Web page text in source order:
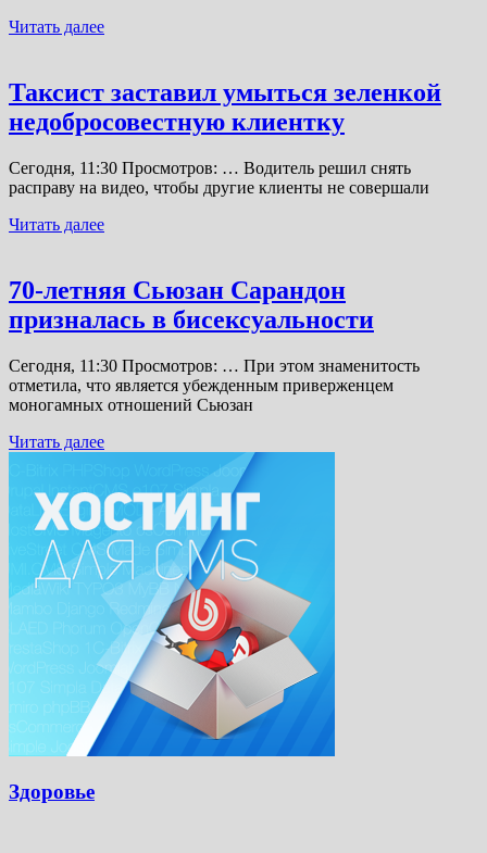
Читать далее
Таксист заставил умыться зеленкой
недобросовестную клиентку
Сегодня, 11:30 Просмотров: … Водитель решил снять
расправу на видео, чтобы другие клиенты не совершали
Читать далее
70-летняя Сьюзан Сарандон
призналась в бисексуальности
Сегодня, 11:30 Просмотров: … При этом знаменитость
отметила, что является убежденным приверженцем
моногамных отношений Сьюзан
Читать далее
Здоровье